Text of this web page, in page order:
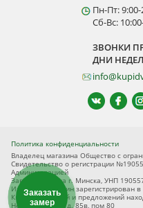
Пн-Пт: 9:00-
Сб-Вс:
ЗВОНКИ
ДНИ
Политика конфиденциальности
Владелец магазина Общество с
Свидетельство о регистрации
Администрацией
Заводского р-на г. Минска, УНП
Интернет-магазин зарегистрирован
Книга замечаний и предложений
Независимости, д. 85в, пом 80
Заказать
замер